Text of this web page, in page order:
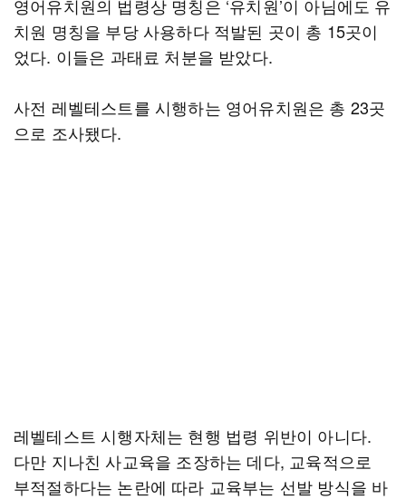
영어유치원의 법령상 명칭은 ‘유치원’이 아님에도 유
치원 명칭을 부당 사용하다 적발된 곳이 총 15곳이
었다. 이들은 과태료 처분을 받았다.
사전 레벨테스트를 시행하는 영어유치원은 총 23곳
으로 조사됐다.
레벨테스트 시행자체는 현행 법령 위반이 아니다.
다만 지나친 사교육을 조장하는 데다, 교육적으로
부적절하다는 논란에 따라 교육부는 선발 방식을 바